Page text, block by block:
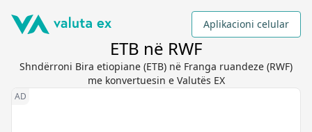
Aplikacioni celular
ETB në RWF
Shndërroni Bira etiopiane (ETB) në Franga ruandeze (RWF)
me konvertuesin e Valutës EX